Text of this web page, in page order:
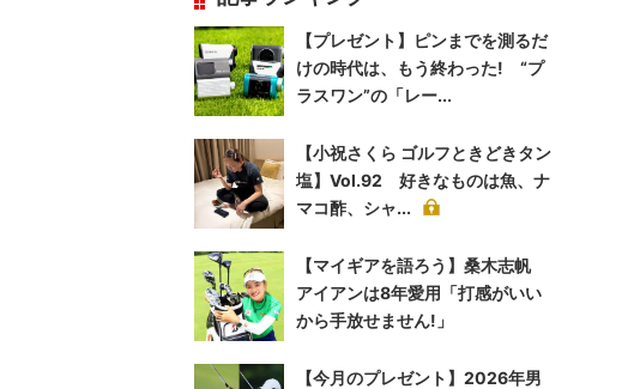
【プレゼント】ピンまでを測るだ
けの時代は、もう終わった! “プ
ラスワン”の「レー...
【小祝さくら ゴルフときどきタン
塩】Vol.92 好きなものは魚、ナ
マコ酢、シャ...
【マイギアを語ろう】桑木志帆
アイアンは8年愛用「打感がいい
から手放せません!」
【今月のプレゼント】2026年男